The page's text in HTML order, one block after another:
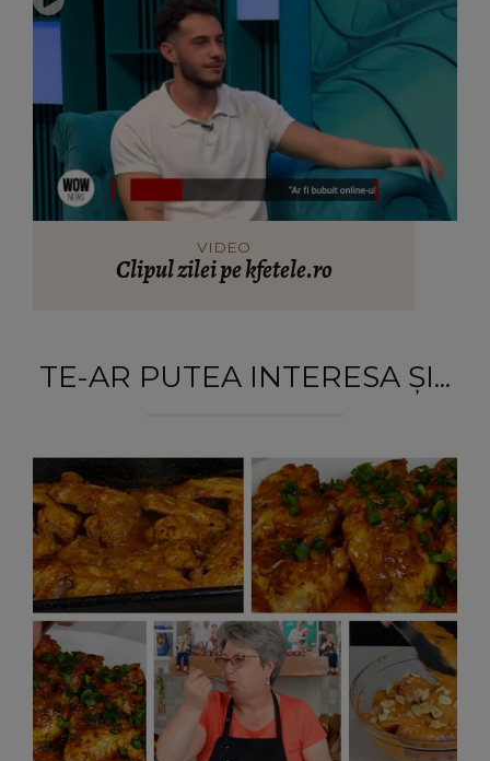
VIDEO
Clipul zilei pe kfetele.ro
TE-AR PUTEA INTERESA ȘI...